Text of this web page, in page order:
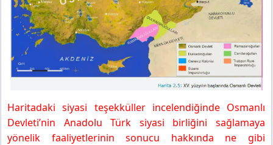
10. Sınıf Tarih Ders Kitabı Sayfa 74 Cevapları MEB
Yayınları
Görsel Analizi
10. Sınıf Tarih Ders Kitabı Sayfa 75 Cevapları MEB
Yayınları
Konu Analizi
10. Sınıf Tarih Ders Kitabı Sayfa 76 Cevapları MEB
Yayınları
Cevaplayınız
Haritadaki siyasi teşekküller incelendiğinde Osmanlı
Devleti’nin Anadolu Türk siyasi birliğini sağlamaya
yönelik faaliyetlerinin sonucu hakkında ne gibi